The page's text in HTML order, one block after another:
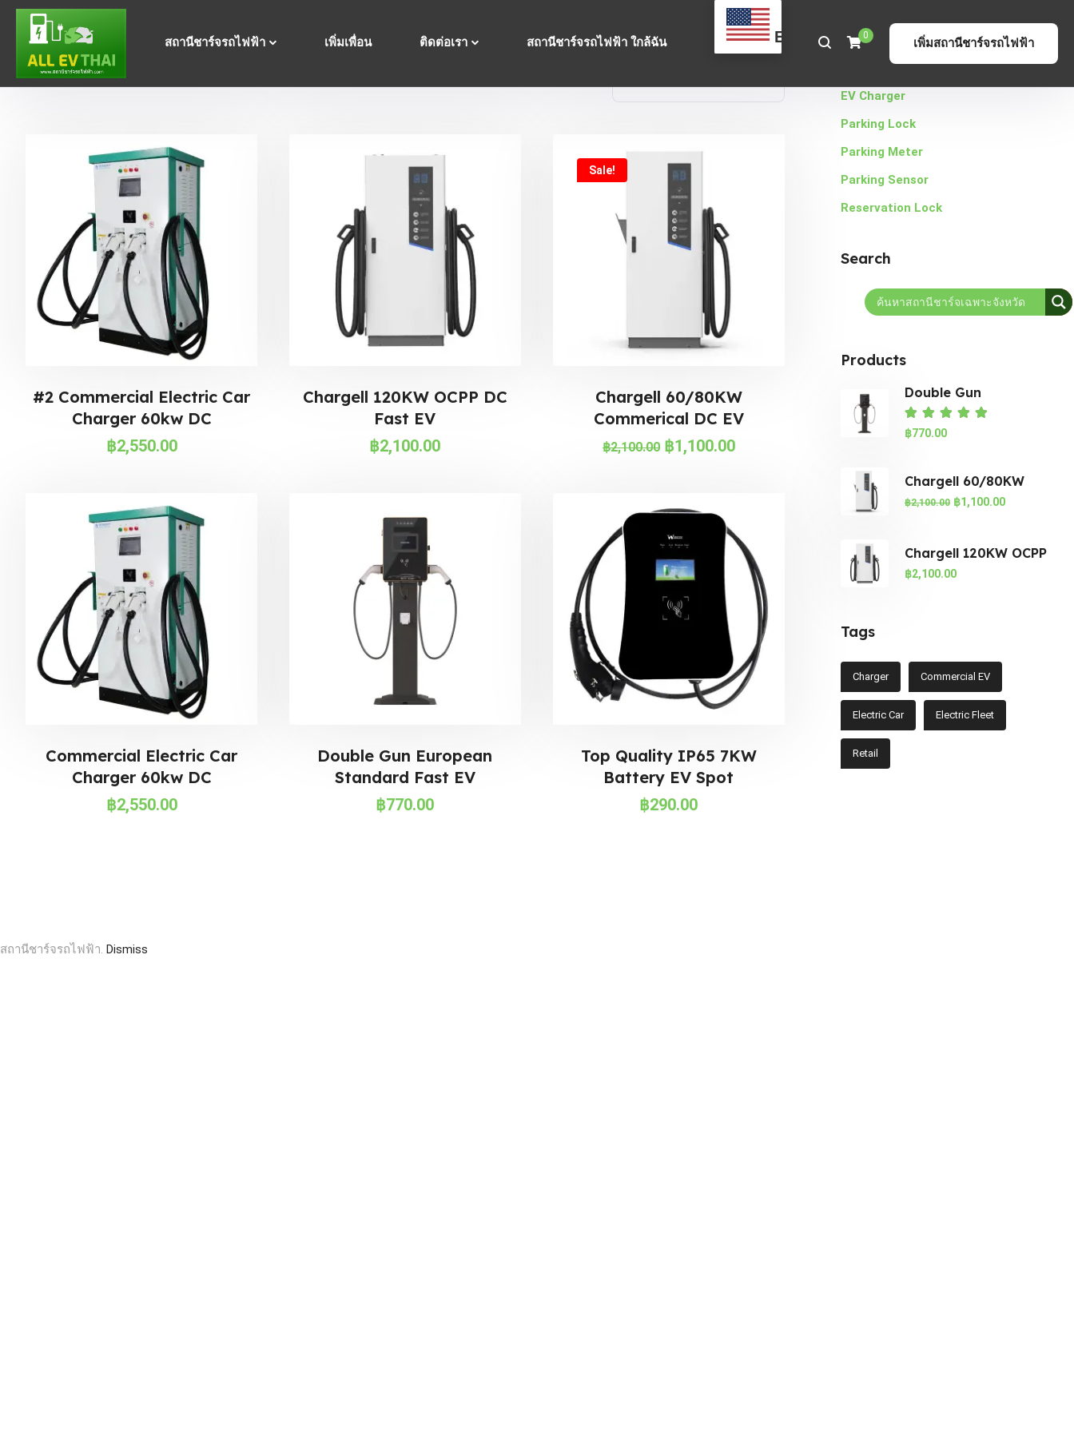
สถานีชาร์จรถไฟฟ้า เพิ่มเพื่อน ติดต่อเรา สถานีชาร์จรถไฟฟ้า ใกล้ฉัน EN 0
เพิ่มสถานีชาร์จรถไฟฟ้า
Showing all 6 results
#2 Commercial Electric Car
Charger 60kw DC
฿2,550.00
Chargell 120KW OCPP DC
Fast EV
฿2,100.00
Sale!
Chargell 60/80KW
Commerical DC EV
฿2,100.00 ฿1,100.00
Commercial Electric Car
Charger 60kw DC
฿2,550.00
Double Gun European
Standard Fast EV
฿770.00
Top Quality IP65 7KW
Battery EV Spot
฿290.00
Categories
EV Charger
Parking Lock
Parking Meter
Parking Sensor
Reservation Lock
Search
Products
Double Gun
European Standard
Fast EV
Rated
฿770.00
Chargell 60/80KW
Commerical DC EV
฿2,100.00 ฿1,100.00
Chargell 120KW OCPP
DC Fast EV
฿2,100.00
Tags
Charger Commercial EV
Electric Car Electric Fleet
Retail
สถานีชาร์จรถไฟฟ้า. Dismiss